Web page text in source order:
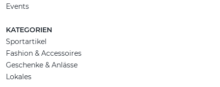
Events
KATEGORIEN
Sportartikel
Fashion & Accessoires
Geschenke & Anlässe
Lokales